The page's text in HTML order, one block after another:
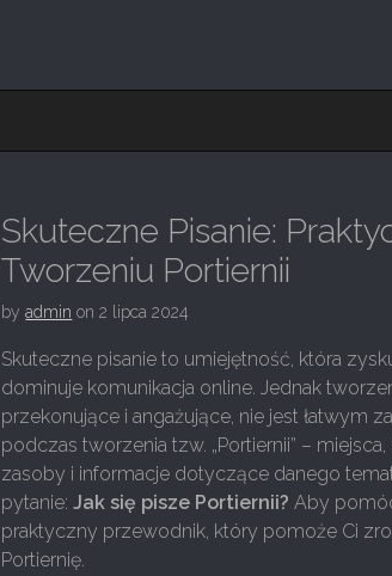
Skuteczne Pisanie:
Tworzeniu Portiernii
byadmin on2 lipca 2024
Skuteczne pisanie to umiejętność, która
dominuje komunikacja online. Jednak
przekonujące i angażujące, nie jest łatwym
podczas tworzenia tzw. „Portiernii” –
zasoby i informacje dotyczące danego
pytanie:Jak się pisze Portiernii? Aby
praktyczny przewodnik, który pomoże Ci
Portiernię.